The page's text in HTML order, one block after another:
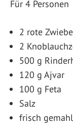
Für 4 Personen
2 rote
2
500 g
120 g Ajvar
100 g Feta
Salz
frisch